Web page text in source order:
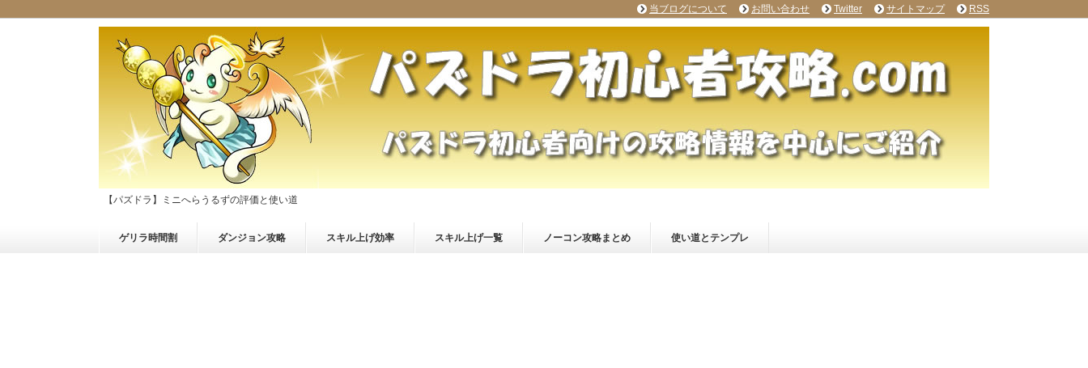
【パズドラ】ミニへらうるずの評価と使い道
ゲリラ時間割 ダンジョン攻略 スキル上げ効率 スキル上げ一覧 ノーコン攻略まとめ 使い道とテンプレ
当ブログについて お問い合わせ Twitter サイトマップ RSS